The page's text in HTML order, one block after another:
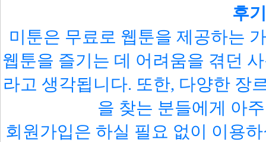
후
미툰은 무료로 웹툰을 제공하는
웹툰을 즐기는 데 어려움을 겪던
라고 생각됩니다. 또한, 다양한 장
을 찾는 분들에게 아
회원가입은 하실 필요 없이 이용